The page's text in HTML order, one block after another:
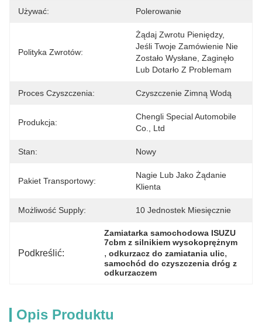
Używać: Polerowanie
Polityka Zwrotów:
Żądaj Zwrotu Pieniędzy,
Jeśli Twoje Zamówienie Nie
Zostało Wysłane, Zaginęło
Lub Dotarło Z Problemam
Proces Czyszczenia: Czyszczenie Zimną Wodą
Produkcja:
Chengli Special Automobile
Co., Ltd
Stan: Nowy
Pakiet Transportowy:
Nagie Lub Jako Żądanie
Klienta
Możliwość Supply: 10 Jednostek Miesięcznie
Podkreślić:
Zamiatarka samochodowa ISUZU
7cbm z silnikiem wysokoprężnym
, odkurzacz do zamiatania ulic,
samochód do czyszczenia dróg z
odkurzaczem
Opis Produktu